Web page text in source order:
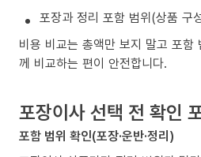
포장과 정리 포함 범위(상품 구
비용 비교는 총액만 보지 말고 포함
께 비교하는 편이 안전합니다.
포장이사 선택 전 확인
포함 범위 확인(포장·운반·정리)